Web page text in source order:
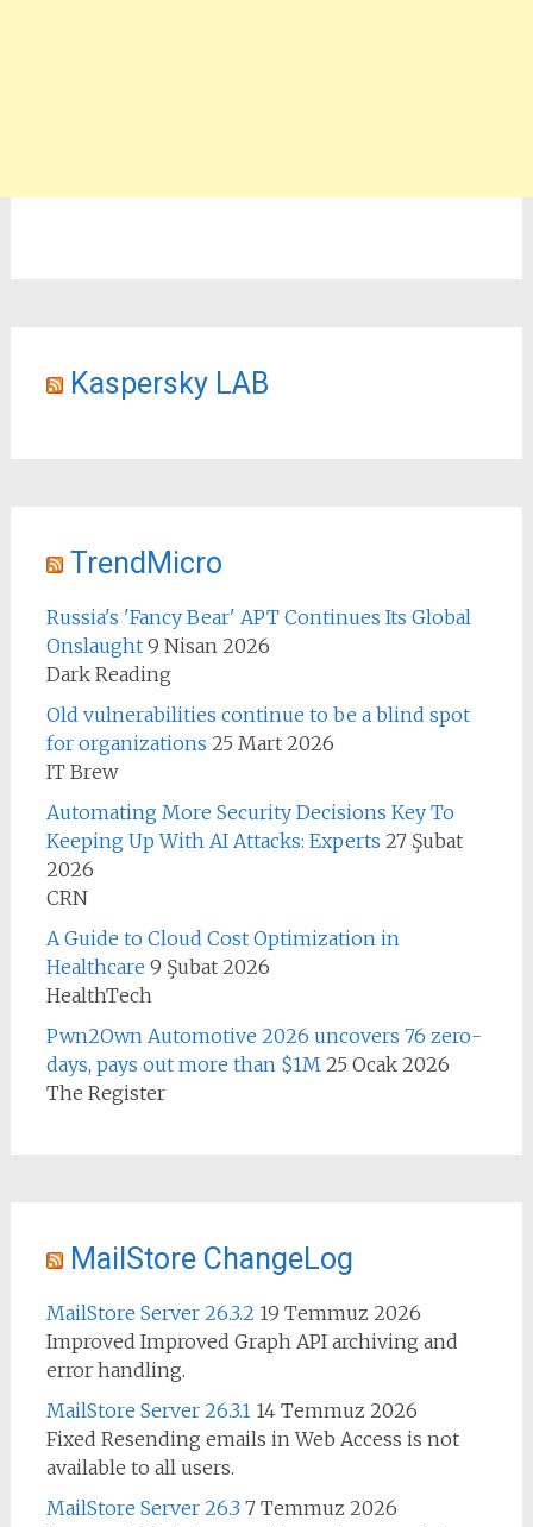
Kaspersky LAB
TrendMicro
Russia's 'Fancy Bear' APT Continues Its Global
Onslaught 9 Nisan 2026
Dark Reading
Old vulnerabilities continue to be a blind spot
for organizations 25 Mart 2026
IT Brew
Automating More Security Decisions Key To
Keeping Up With AI Attacks: Experts 27 Şubat
2026
CRN
A Guide to Cloud Cost Optimization in
Healthcare 9 Şubat 2026
HealthTech
Pwn2Own Automotive 2026 uncovers 76 zero-
days, pays out more than $1M 25 Ocak 2026
The Register
MailStore ChangeLog
MailStore Server 26.3.2 19 Temmuz 2026
Improved Improved Graph API archiving and
error handling.
MailStore Server 26.3.1 14 Temmuz 2026
Fixed Resending emails in Web Access is not
available to all users.
MailStore Server 26.3 7 Temmuz 2026